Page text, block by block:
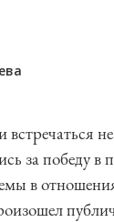
за победу в
в